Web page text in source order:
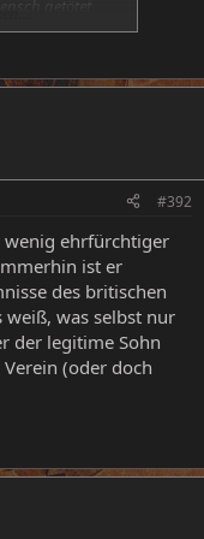
getötet
[...]
#392
wenig ehrfürchtiger
ist er
des britischen
weiß, was selbst nur
der legitime Sohn
(oder doch